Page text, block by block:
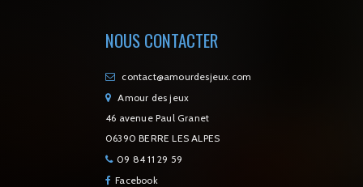
NOUS CONTACTER
contact@amourdesjeux.com
Amour des jeux
46 avenue Paul Granet
06390 BERRE LES ALPES
09 84 11 29 59
Facebook